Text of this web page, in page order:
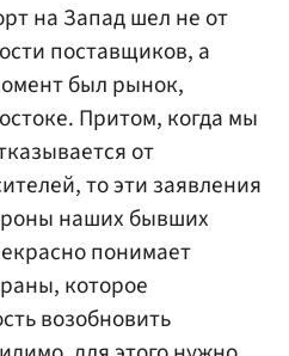
на Запад шел не от
поставщиков, а
был рынок,
Притом, когда мы
от
то эти заявления
наших бывших
понимает
которое
возобновить